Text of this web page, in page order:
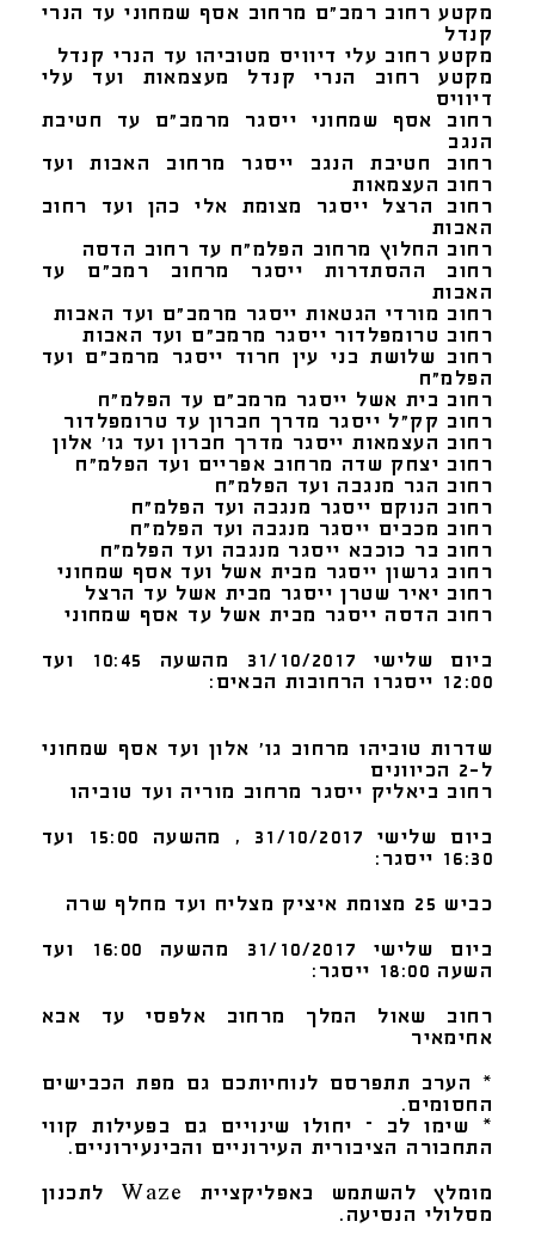
מקטע רחוב רמב"ם מרחוב אסף שמחוני עד הנרי
קנדל
מקטע רחוב עלי דיוויס מטוביהו עד הנרי קנדל
מקטע רחוב הנרי קנדל מעצמאות ועד עלי
דיוויס
רחוב אסף שמחוני ייסגר מרמב"ם עד חטיבת
הנגב
רחוב חטיבת הנגב ייסגר מרחוב האבות ועד
רחוב העצמאות
רחוב הרצל ייסגר מצומת אלי כהן ועד רחוב
האבות
רחוב החלוץ מרחוב הפלמ"ח עד רחוב הדסה
רחוב ההסתדרות ייסגר מרחוב רמב"ם עד
האבות
רחוב מורדי הגטאות ייסגר מרמב"ם ועד האבות
רחוב טרומפלדור ייסגר מרמב"ם ועד האבות
רחוב שלושת בני עין חרוד ייסגר מרמב"ם ועד
הפלמ"ח
רחוב בית אשל ייסגר מרמב"ם עד הפלמ"ח
רחוב קק"ל ייסגר מדרך חברון עד טרומפלדור
רחוב העצמאות ייסגר מדרך חברון ועד גו' אלון
רחוב יצחק שדה מרחוב אפריים ועד הפלמ"ח
רחוב הגר מנגבה ועד הפלמ"ח
רחוב הנוקם ייסגר מנגבה ועד הפלמ"ח
רחוב מכבים ייסגר מנגבה ועד הפלמ"ח
רחוב בר כוכבא ייסגר מנגבה ועד הפלמ"ח
רחוב גרשון ייסגר מבית אשל ועד אסף שמחוני
רחוב יאיר שטרן ייסגר מבית אשל עד הרצל
רחוב הדסה ייסגר מבית אשל עד אסף שמחוני
ביום שלישי 31/10/2017 מהשעה 10:45 ועד
12:00 ייסגרו הרחובות הבאים:
שדרות טוביהו מרחוב גו' אלון ועד אסף שמחוני
ל-2 הכיוונים
רחוב ביאליק ייסגר מרחוב מוריה ועד טוביהו
ביום שלישי 31/10/2017 , מהשעה 15:00 ועד
16:30 ייסגר:
כביש 25 מצומת איציק מצליח ועד מחלף שרה
ביום שלישי 31/10/2017 מהשעה 16:00 ועד
השעה 18:00 ייסגר:
רחוב שאול המלך מרחוב אלפסי עד אבא
אחימאיר
* הערב תתפרסם לנוחיותכם גם מפת הכבישים
החסומים.
* שימו לב – יחולו שינויים גם בפעילות קווי
התחבורה הציבורית העירוניים והבינעירוניים.
מומלץ להשתמש באפליקציית
Waze לתכנון
מסלולי הנסיעה.